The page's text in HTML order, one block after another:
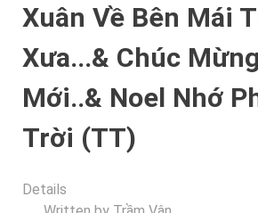
Xuân Về Bên Mái
Xưa...& Chúc
Mới..& Noel Nhớ
Trời (TT)
Details